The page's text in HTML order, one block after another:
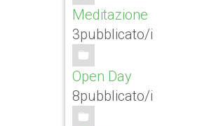
Meditazione
3pubblicato/i
Open Day
8pubblicato/i